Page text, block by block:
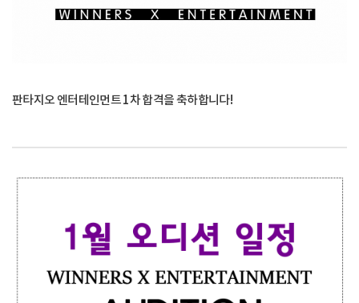
판타지오 엔터테인먼트 1차 합격을 축하합니다!